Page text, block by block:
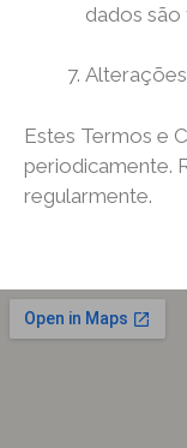
dados são
Estes Termos e
periodicamente.
regularmente.